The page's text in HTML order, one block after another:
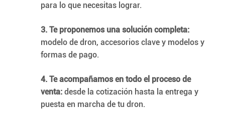
para lo que necesitas lograr.
3. Te proponemos una solución completa:
modelo de dron, accesorios clave y modelos y
formas de pago.
4. Te acompañamos en todo el proceso de
venta:desde la cotización hasta la entrega y
puesta en marcha de tu dron.